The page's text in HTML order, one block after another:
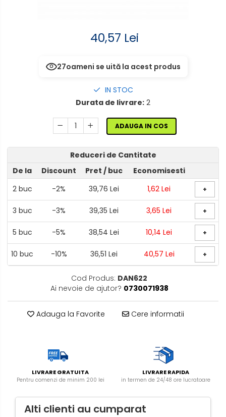
Întrerupătoare/Comutatoare
Ştechere/Stecher adaptor
Ţeavă PVC
40,57 Lei
27oameni se uită la acest produs
IN STOC
Durata de livrare: 2
ADAUGA IN COS
Reduceri de Cantitate
De la
Discount Pret / buc
Economisesti
2buc -2% 39,76 Lei 1,62 Lei +
3 buc -3% 39,35 Lei 3,65 Lei +
5 buc -5% 38,54 Lei 10,14 Lei +
10 buc -10% 36,51 Lei 40,57 Lei +
Cod Produs: DAN622
Ai nevoie de ajutor? 0730071938
Adauga la Favorite Cere informatii
LIVRARE GRATUITA
Pentru comenzi de minim 200 lei
LIVRARE RAPIDA
in termen de 24/48 ore lucratoare
Alti clienti au cumparat